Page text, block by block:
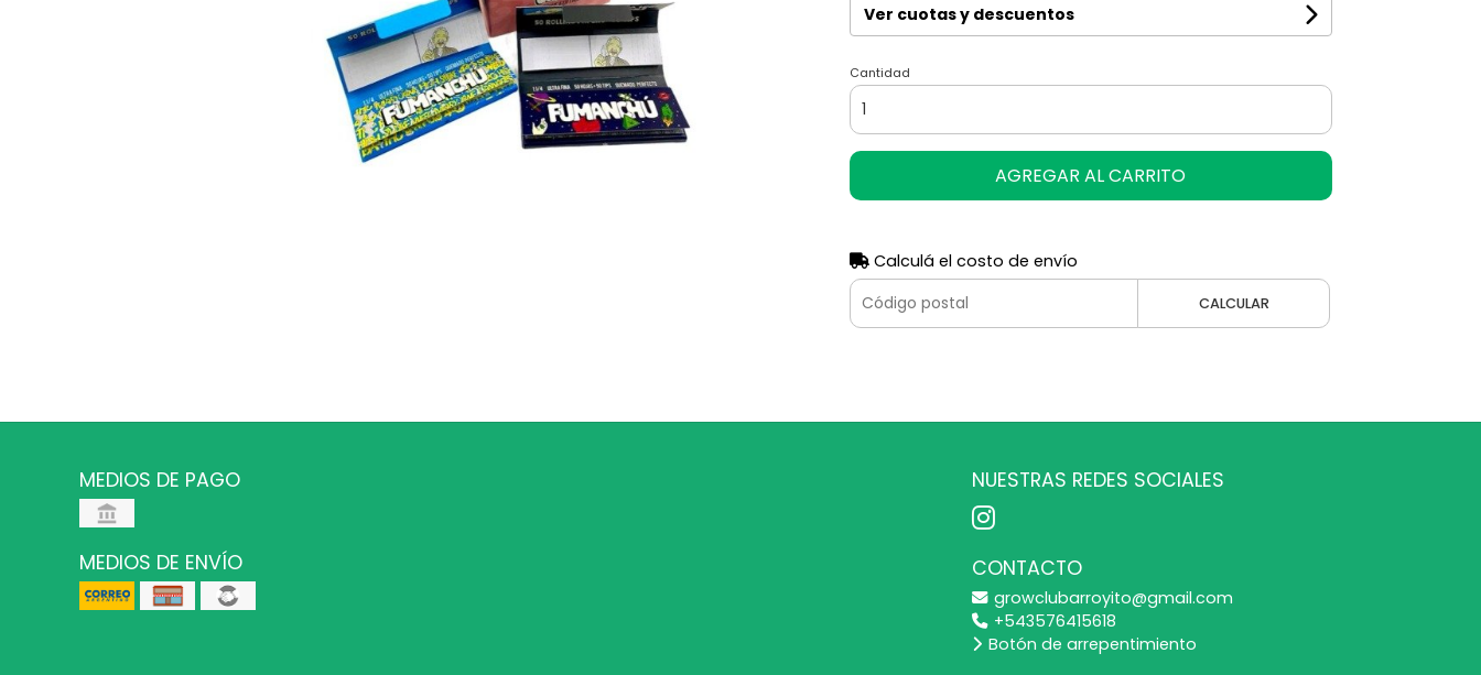
Ver cuotas y descuentos
Cantidad
AGREGAR AL CARRITO
Calculá el costo de envío
CALCULAR
MEDIOS DE PAGO
MEDIOS DE ENVÍO
NUESTRAS REDES SOCIALES
CONTACTO
growclubarroyito@gmail.com
+543576415618
Botón de arrepentimiento